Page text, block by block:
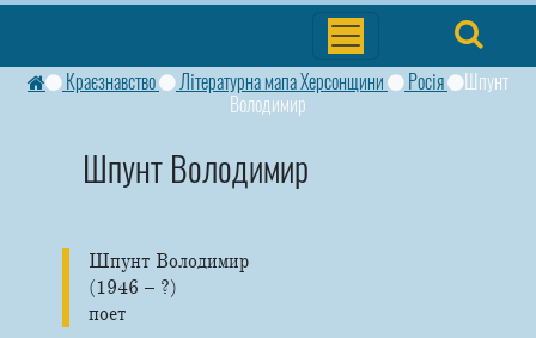
Краєзнавство Літературна мапа Херсонщини Росія
Шпунт
Володимир
Шпунт Володимир
Шпунт Володимир
(1946 – ?)
поет